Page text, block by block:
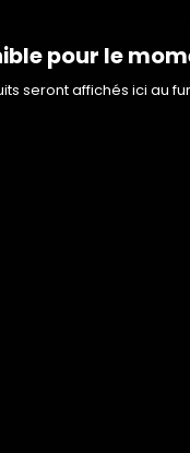
pour le
seront affichés ici au